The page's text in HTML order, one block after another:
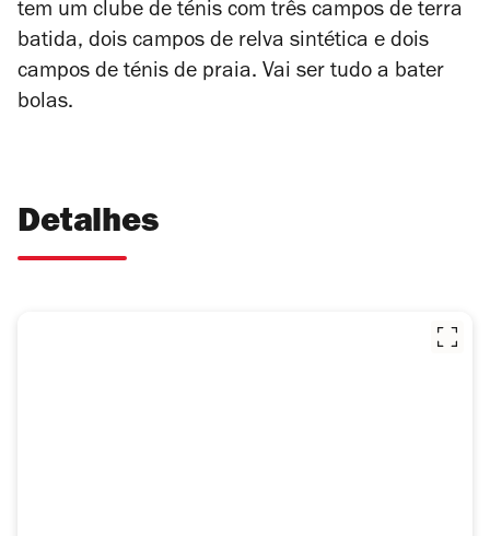
tem um clube de ténis com três campos de terra
batida, dois campos de relva sintética e dois
campos de ténis de praia. Vai ser tudo a bater
bolas.
Detalhes